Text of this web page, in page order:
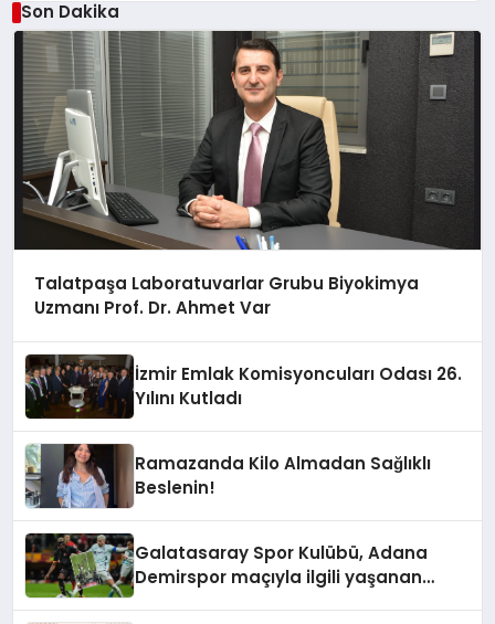
Son Dakika
Talatpaşa Laboratuvarlar Grubu Biyokimya
Uzmanı Prof. Dr. Ahmet Var
İzmir Emlak Komisyoncuları Odası 26.
Yılını Kutladı
Ramazanda Kilo Almadan Sağlıklı
Beslenin!
Galatasaray Spor Kulübü, Adana
Demirspor maçıyla ilgili yaşanan